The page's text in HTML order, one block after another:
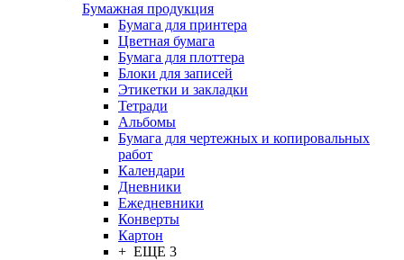
Бумажная продукция
Бумага для принтера
Цветная бумага
Бумага для плоттера
Блоки для записей
Этикетки и закладки
Тетради
Альбомы
Бумага для чертежных и копировальных
работ
Календари
Дневники
Ежедневники
Конверты
Картон
+ ЕЩЕ 3